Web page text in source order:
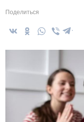
Поделиться